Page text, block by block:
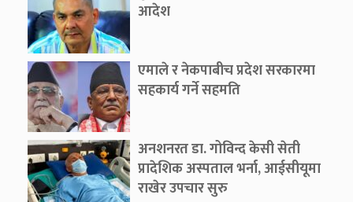
आदेश
एमाले र नेकपाबीच प्रदेश सरकारमा
सहकार्य गर्ने सहमति
अनशनरत डा. गोविन्द केसी सेती
प्रादेशिक अस्पताल भर्ना, आईसीयूमा
राखेर उपचार सुरु